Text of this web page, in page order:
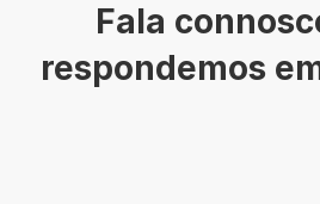
Fala
respondemos